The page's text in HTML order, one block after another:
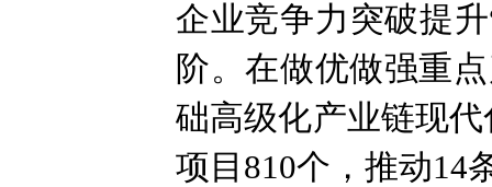
企业竞争力突破提
阶。在做优做强重
础高级化产业链现
项目810个，推动14